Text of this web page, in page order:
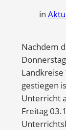
in
Nachdem
gestiegen
Unterricht
Freitag